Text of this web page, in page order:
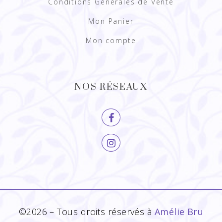
Mon Panier
Mon compte
NOS RÉSEAUX
©2026 – Tous droits réservés à Amélie Bru